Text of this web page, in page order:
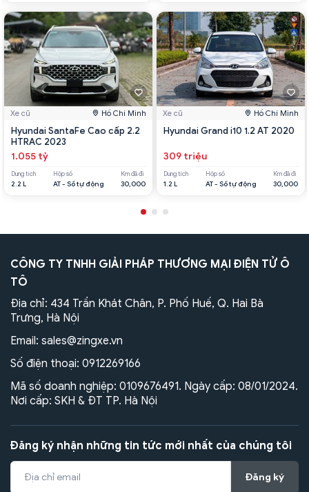
Xe cũ Hồ Chí Minh
Hyundai SantaFe Cao cấp 2.2
HTRAC 2023
1.055 tỷ
Dung tích
2.2 L
Hộp số
AT - Số tự động
Km đã đi
30,000
Xe cũ Hồ Chí Minh
Hyundai Grand i10 1.2 AT 2020
309 triệu
Dung tích
1.2 L
Hộp số
AT - Số tự động
Km đã đi
30,000
CÔNG TY TNHH GIẢI PHÁP THƯƠNG MẠI ĐIỆN TỬ Ô
TÔ
Địa chỉ: 434 Trần Khát Chân, P. Phố Huế, Q. Hai Bà
Trưng, Hà Nội
Email: sales@zingxe.vn
Số điện thoại: 0912269166
Mã số doanh nghiệp: 0109676491. Ngày cấp: 08/01/2024.
Nơi cấp: SKH & ĐT TP. Hà Nội
Đăng ký nhận những tin tức mới nhất của chúng tôi
Đăng ký